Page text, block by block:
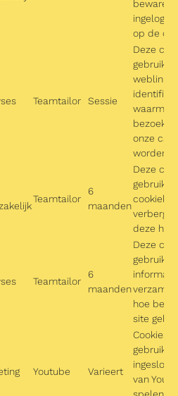
bewaren
ingelogd
op de
Teamtailor Sessie
Deze
gebruikt
weblink
waarmee
onze
worden
Teamtailor
6
maanden
Deze
gebruikt
deze
Teamtailor
6
maanden
Deze
gebruikt
hoe
site
Youtube Varieert
Cookies
gebruikt
van